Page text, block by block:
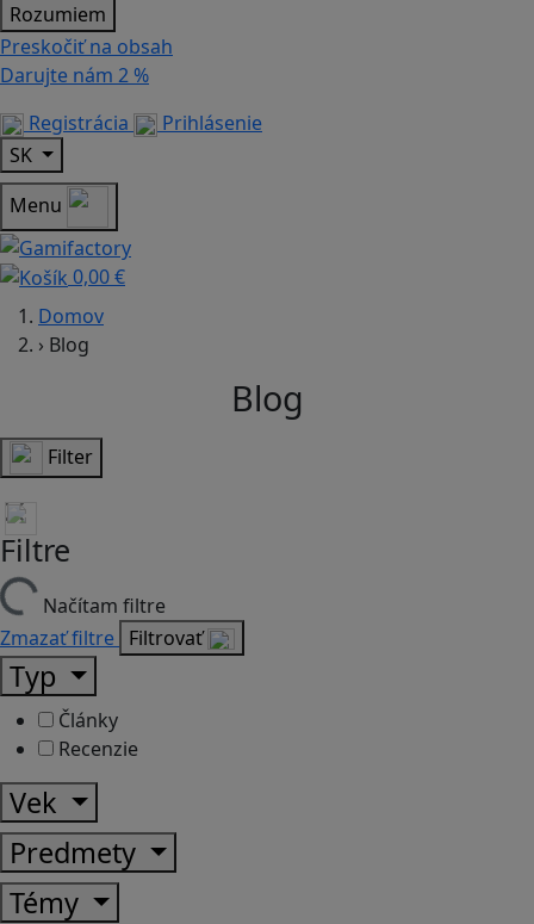
Rozumiem
Preskočiť na obsah
Darujte nám 2 %
Registrácia
Prihlásenie
SK
Menu
0,00 €
Domov
› Blog
Blog
Filter
Filtre
Načítam filtre
Zmazať filtre Filtrovať
Typ
Články
Recenzie
Vek
Predmety
Témy